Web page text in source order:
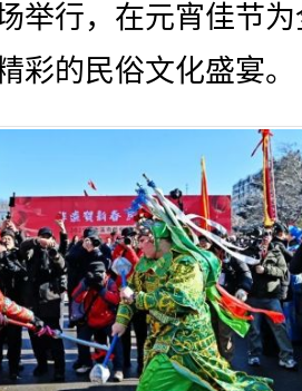
举行，在元宵佳节
彩的民俗文化盛宴。